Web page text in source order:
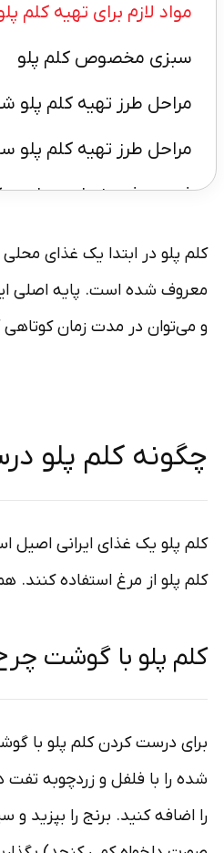
مواد لازم برای تهیه کلم
سبزی مخصوص کلم پلو
مراحل طرز تهیه کلم پلو
مراحل طرز تهیه کلم پلو
فوت و فن خوشمزه شدن
سوالات متداول در
زمان پخت کلم پلو
از چه نوع کلمی در کلم
گوشت قلقلی را باید
کلم پلو در ابتدا یک غذای
معروف شده است. پایه اصلی
و می‌توان در مدت زمان کوتاهی
چگونه کلم پلو
کلم پلو یک غذای ایرانی
کلم پلو از مرغ استفاده کنند.
کلم پلو با گوشت
برای درست کردن کلم پلو با
شده را با فلفل و زردچوبه تفت
را اضافه کنید. برنج را بپزید